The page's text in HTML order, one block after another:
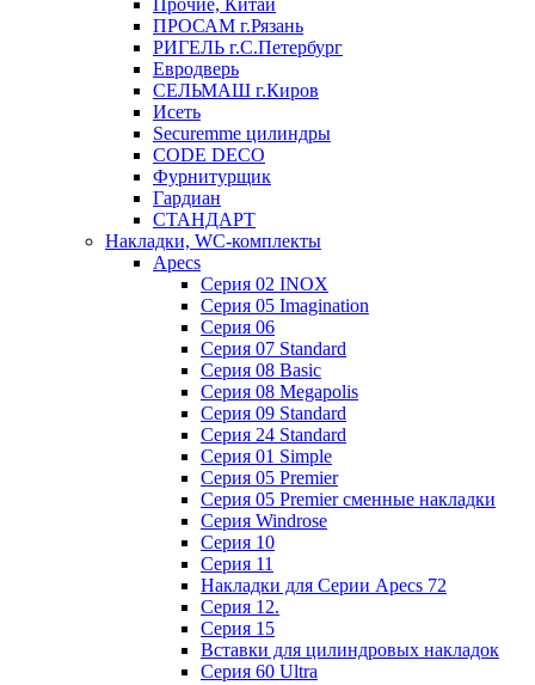
Прочие, Китай
ПРОСАМ г.Рязань
РИГЕЛЬ г.С.Петербург
Евродверь
СЕЛЬМАШ г.Киров
Исеть
Securemme цилиндры
CODE DECO
Фурнитурщик
Гардиан
СТАНДАРТ
Накладки, WC-комплекты
Apecs
Cерия 02 INOX
Cерия 05 Imagination
Cерия 06
Cерия 07 Standard
Cерия 08 Basic
Cерия 08 Megapolis
Cерия 09 Standard
Cерия 24 Standard
Серия 01 Simple
Серия 05 Premier
Серия 05 Premier сменные накладки
Cерия Windrose
Серия 10
Серия 11
Накладки для Серии Apecs 72
Серия 12.
Серия 15
Вставки для цилиндровых накладок
Серия 60 Ultra